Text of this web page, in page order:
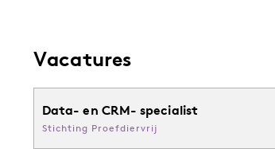
Vacatures
Data- en CRM- specialist
Stichting Proefdiervrij